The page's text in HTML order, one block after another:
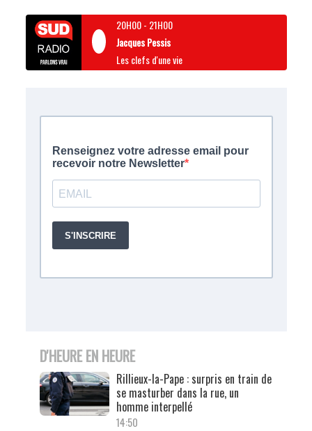
20H00- 21H00
Jacques Pessis
Les clefs d'une vie
D'HEURE EN HEURE
Rillieux-la-Pape : surpris en train de
se masturber dans la rue, un
homme interpellé
14:50